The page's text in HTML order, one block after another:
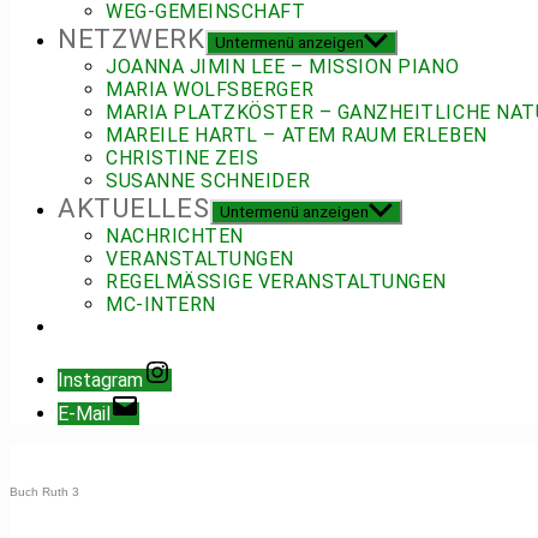
WEG-GEMEINSCHAFT
NETZWERK Untermenü anzeigen
JOANNA JIMIN LEE – MISSION PIANO
MARIA WOLFSBERGER
MARIA PLATZKÖSTER – GANZHEITLICHE
MAREILE HARTL – ATEM RAUM ERLEBEN
CHRISTINE ZEIS
SUSANNE SCHNEIDER
AKTUELLES Untermenü anzeigen
NACHRICHTEN
VERANSTALTUNGEN
REGELMÄSSIGE VERANSTALTUNGEN
MC-INTERN
Instagram
E-Mail
Buch Ruth 3